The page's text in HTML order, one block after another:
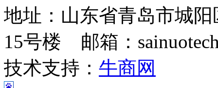
地址：山东省青岛市城
15号楼 邮箱：
技术支持： 牛商网